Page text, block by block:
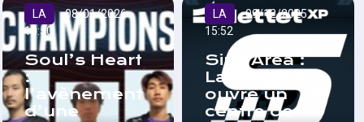
LA
08/01/2026
10:50
Soul’s Heart
:
l’avènement
d’une
LA
09/12/2025
15:52
Sim-Area :
Lan-Area
ouvre un
centre de